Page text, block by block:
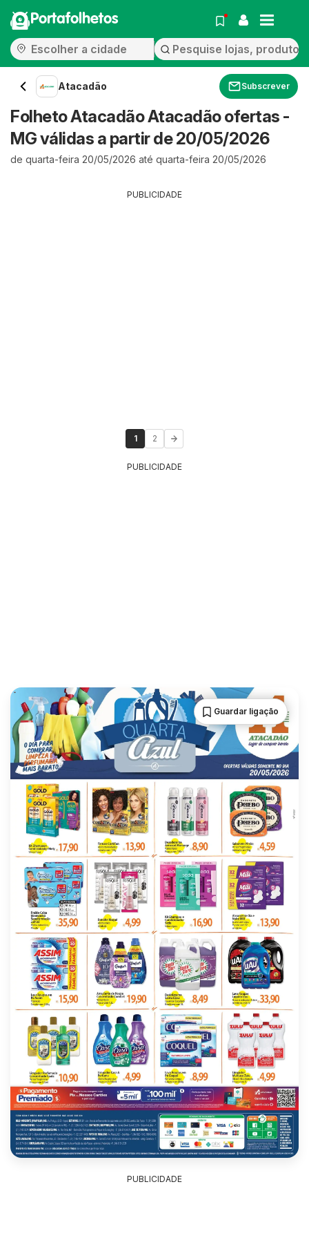
Portafolhetos
Atacadão Subscrever
Folheto Atacadão Atacadão ofertas -
MG válidas a partir de 20/05/2026
de quarta-feira 20/05/2026 até quarta-feira 20/05/2026
PUBLICIDADE
1 2
PUBLICIDADE
Guardar ligação
PUBLICIDADE